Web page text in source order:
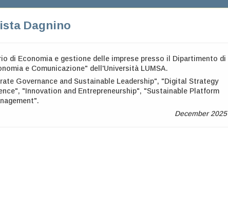
Dagnino
di Economia e gestione delle imprese presso il Dipartimento di
e Comunicazione" dell'Università LUMSA.
Governance and Sustainable Leadership", "Digital Strategy
"Innovation and Entrepreneurship", "Sustainable Platform
December 2025